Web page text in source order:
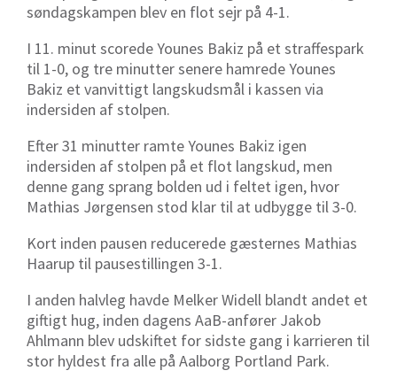
søndagskampen blev en flot sejr på 4-1.
I 11. minut scorede Younes Bakiz på et straffespark
til 1-0, og tre minutter senere hamrede Younes
Bakiz et vanvittigt langskudsmål i kassen via
indersiden af stolpen.
Efter 31 minutter ramte Younes Bakiz igen
indersiden af stolpen på et flot langskud, men
denne gang sprang bolden ud i feltet igen, hvor
Mathias Jørgensen stod klar til at udbygge til 3-0.
Kort inden pausen reducerede gæsternes Mathias
Haarup til pausestillingen 3-1.
I anden halvleg havde Melker Widell blandt andet et
giftigt hug, inden dagens AaB-anfører Jakob
Ahlmann blev udskiftet for sidste gang i karrieren til
stor hyldest fra alle på Aalborg Portland Park.